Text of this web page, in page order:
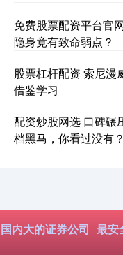
免费股票配资平台官
隐身竟有致命弱点？
股票杠杆配资 索尼漫
借鉴学习
配资炒股网选 口碑碾
档黑马，你看过没有？
国内大的证券公司 最安